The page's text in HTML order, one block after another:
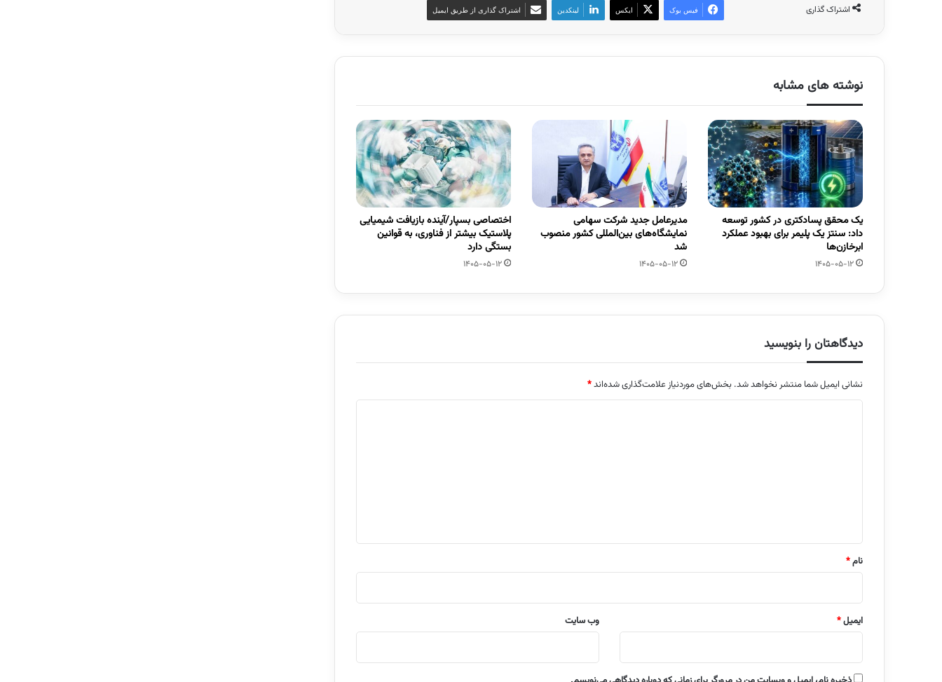
اشتراک گذاری فیس بوک ایکس لینکدین اشتراک گذاری از طریق ایمیل
نوشته های مشابه
یک محقق پسادکتری در کشور توسعه
داد: سنتز یک پلیمر برای بهبود عملکرد
ابرخازن‌ها
1405-05-12
مدیرعامل جدید شرکت سهامی
نمایشگاه‌های بین‌المللی کشور منصوب
شد
1405-05-12
اختصاصی بسپار/آینده بازیافت شیمیایی
پلاستیک بیشتر از فناوری، به قوانین
بستگی دارد
1405-05-12
دیدگاهتان را بنویسید
نشانی ایمیل شما منتشر نخواهد شد. بخش‌های موردنیاز علامت‌گذاری شده‌اند*
نام*
ایمیل* وب‌ سایت